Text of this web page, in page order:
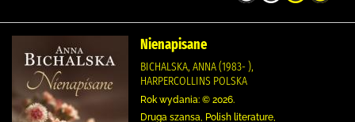
Nienapisane
BICHALSKA, ANNA (1983- ),
HARPERCOLLINS POLSKA
Rok wydania: © 2026.
Druga szansa, Polish literature,